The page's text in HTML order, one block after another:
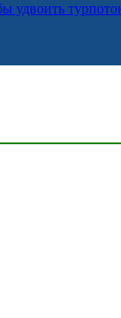
удвоить